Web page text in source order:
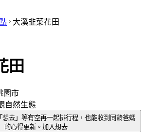
大溪韭菜花田
田
園市
自然生態
去」 等有空再一起排行程，也能收到同齡爸媽
的心得更新。 加入想去